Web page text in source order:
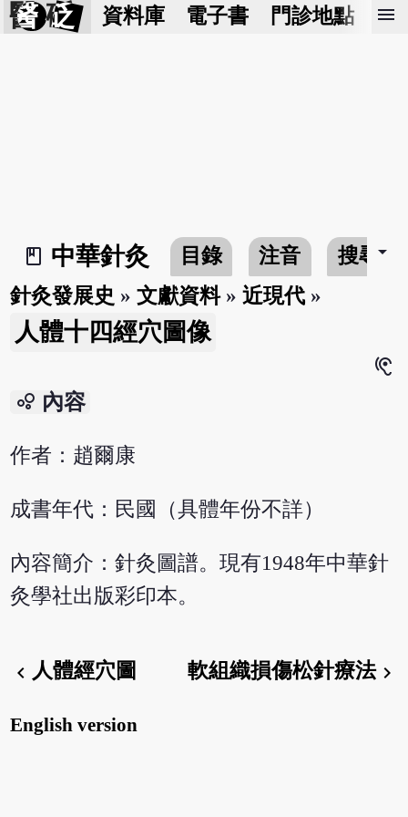
醫 砭 資料庫 電子書 門診地點 預
menu
book_2
中華針灸 目錄 注音 搜尋arrow_drop_down
針灸發展史 »文獻資料»近現代 »
人體十四經穴圖像
hearing
bubble_chart 內容
作者：趙爾康
成書年代：民國（具體年份不詳）
內容簡介：針灸圖譜。現有1948年中華針
灸學社出版彩印本。
chevron_left 人體經穴圖 軟組織損傷松針療法chevron_right
English version